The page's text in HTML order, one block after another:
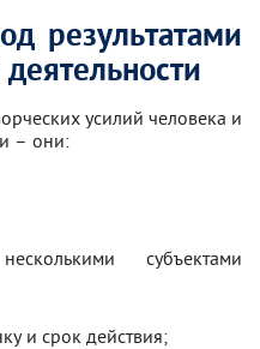
результатами
усилий человека и
– они:
субъектами
и срок действия;